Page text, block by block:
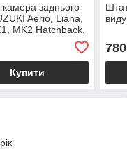
заднього
Aerio, Liana,
MK2 Hatchback,
S-Cross, Alto
Купити
780